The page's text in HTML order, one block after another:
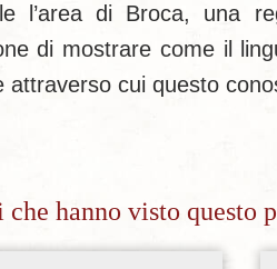
l’area di Broca, una
di mostrare come il
cui questo
hanno visto questo